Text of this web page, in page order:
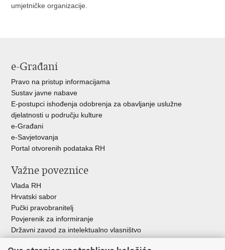
umjetničke organizacije.
e-Građani
Pravo na pristup informacijama
Sustav javne nabave
E-postupci ishođenja odobrenja za obavljanje uslužne
djelatnosti u području kulture
e-Građani
e-Savjetovanja
Portal otvorenih podataka RH
Važne poveznice
Vlada RH
Hrvatski sabor
Pučki pravobranitelj
Povjerenik za informiranje
Državni zavod za intelektualno vlasništvo